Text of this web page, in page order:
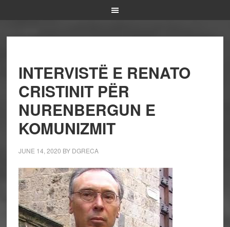
INTERVISTË E RENATO
CRISTINIT PËR
NURENBERGUN E
KOMUNIZMIT
JUNE 14, 2020 BY DGRECA